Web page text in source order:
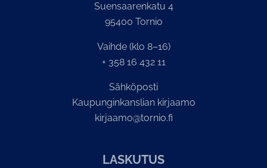
Suensaarenkatu 4
95400 Tornio
Vaihde (klo 8–16)
+ 358 16 432 11
Sähköposti
Kaupunginkanslian kirjaamo
kirjaamo@tornio.fi
LASKUTUS